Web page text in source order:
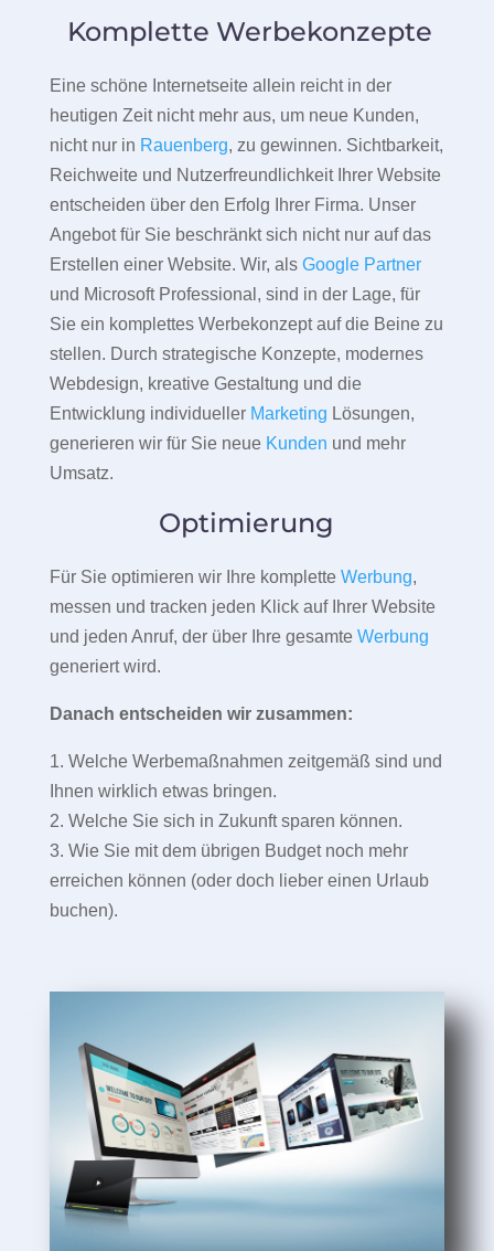
Komplette Werbekonzepte
Eine schöne Internetseite allein reicht in der
heutigen Zeit nicht mehr aus, um neue Kunden,
nicht nur in Rauenberg, zu gewinnen. Sichtbarkeit,
Reichweite und Nutzerfreundlichkeit Ihrer Website
entscheiden über den Erfolg Ihrer Firma. Unser
Angebot für Sie beschränkt sich nicht nur auf das
Erstellen einer Website. Wir, als Google Partner
und Microsoft Professional, sind in der Lage, für
Sie ein komplettes Werbekonzept auf die Beine zu
stellen. Durch strategische Konzepte, modernes
Webdesign, kreative Gestaltung und die
Entwicklung individueller Marketing Lösungen,
generieren wir für Sie neue Kunden und mehr
Umsatz.
Optimierung
Für Sie optimieren wir Ihre komplette Werbung,
messen und tracken jeden Klick auf Ihrer Website
und jeden Anruf, der über Ihre gesamte Werbung
generiert wird.
Danach entscheiden wir zusammen:
1. Welche Werbemaßnahmen zeitgemäß sind und
Ihnen wirklich etwas bringen.
2. Welche Sie sich in Zukunft sparen können.
3. Wie Sie mit dem übrigen Budget noch mehr
erreichen können (oder doch lieber einen Urlaub
buchen).